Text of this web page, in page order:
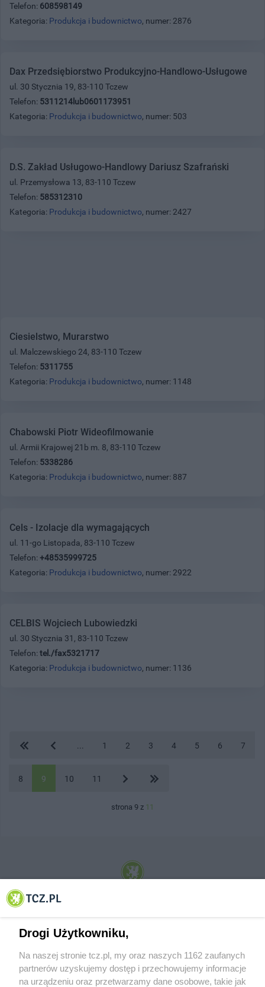
Telefon: 608598149
Kategoria: Produkcja i budownictwo, numer: 2876
Dax Przedsiębiorstwo Produkcyjno-Handlowo-Usługowe
ul. 30 Stycznia 19, 83-110 Tczew
Telefon: 5311214lub0601173951
Kategoria: Produkcja i budownictwo, numer: 503
D.S. Zakład Usługowo-Handlowy Dariusz Szafrański
ul. Przemysłowa 13, 83-110 Tczew
Telefon: 585312310
Kategoria: Produkcja i budownictwo, numer: 2427
Ciesielstwo, Murarstwo
ul. Malczewskiego 24, 83-110 Tczew
Telefon: 5311755
Kategoria: Produkcja i budownictwo, numer: 1148
Chabowski Piotr Wideofilmowanie
ul. Armii Krajowej 21b m. 8, 83-110 Tczew
Telefon: 5338286
Kategoria: Produkcja i budownictwo, numer: 887
Cels - Izolacje dla wymagających
ul. 11-go Listopada, 83-110 Tczew
Telefon: +48535999725
Kategoria: Produkcja i budownictwo, numer: 2922
CELBIS Wojciech Lubowiedzki
ul. 30 Stycznia 31, 83-110 Tczew
Telefon: tel./fax5321717
Kategoria: Produkcja i budownictwo, numer: 1136
1 2 3 4 5 6 7
8 9 10 11
strona 9 z 11
© 2001-2026 Tczew - TCZ.PL Sp. z o.o. Internetowy Serwis Informacyjny Miasta
Drogi Użytkowniku,
Na naszej stronie tcz.pl, my oraz naszych 1162 zaufanych
partnerów uzyskujemy dostęp i przechowujemy informacje
na urządzeniu oraz przetwarzamy dane osobowe, takie jak